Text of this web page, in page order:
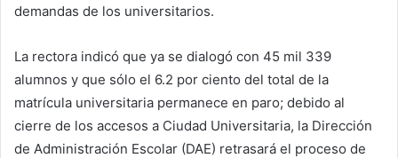
demandas de los universitarios.
La rectora indicó que ya se dialogó con 45 mil 339
alumnos y que sólo el 6.2 por ciento del total de la
matrícula universitaria permanece en paro; debido al
cierre de los accesos a Ciudad Universitaria, la Dirección
de Administración Escolar (DAE) retrasará el proceso de